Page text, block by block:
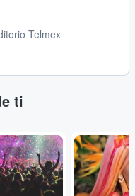
Telmex
ti
...